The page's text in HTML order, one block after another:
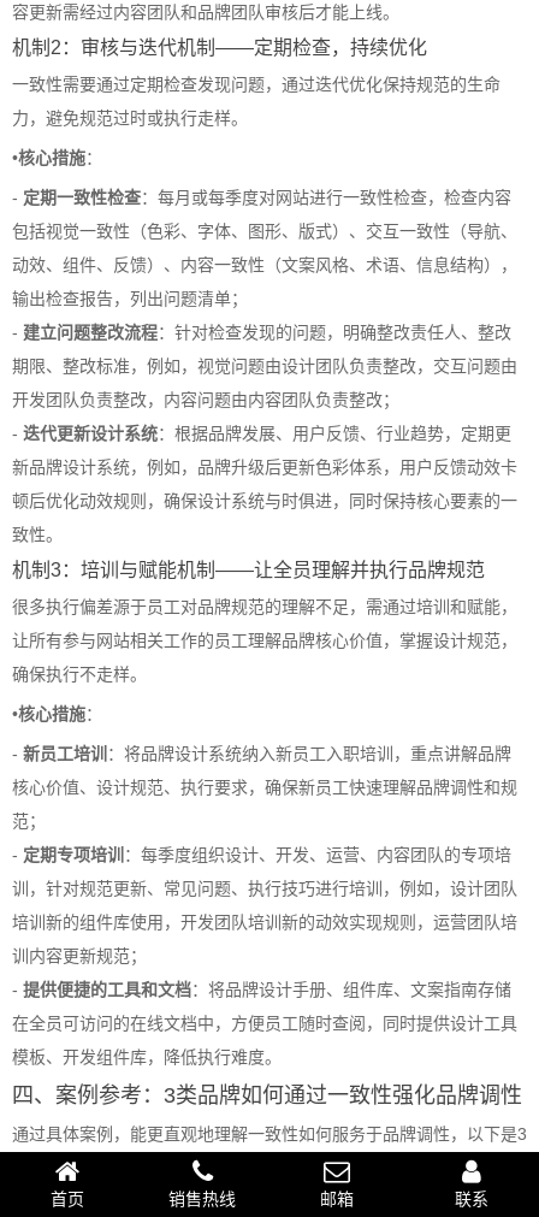
容更新需经过内容团队和品牌团队审核后才能上线。
机制2：审核与迭代机制——定期检查，持续优化
一致性需要通过定期检查发现问题，通过迭代优化保持规范的生命
力，避免规范过时或执行走样。
•核心措施：
- 定期一致性检查：每月或每季度对网站进行一致性检查，检查内容
包括视觉一致性（色彩、字体、图形、版式）、交互一致性（导航、
动效、组件、反馈）、内容一致性（文案风格、术语、信息结构），
输出检查报告，列出问题清单；
- 建立问题整改流程：针对检查发现的问题，明确整改责任人、整改
期限、整改标准，例如，视觉问题由设计团队负责整改，交互问题由
开发团队负责整改，内容问题由内容团队负责整改；
- 迭代更新设计系统：根据品牌发展、用户反馈、行业趋势，定期更
新品牌设计系统，例如，品牌升级后更新色彩体系，用户反馈动效卡
顿后优化动效规则，确保设计系统与时俱进，同时保持核心要素的一
致性。
机制3：培训与赋能机制——让全员理解并执行品牌规范
很多执行偏差源于员工对品牌规范的理解不足，需通过培训和赋能，
让所有参与网站相关工作的员工理解品牌核心价值，掌握设计规范，
确保执行不走样。
•核心措施：
- 新员工培训 ：将品牌设计系统纳入新员工入职培训，重点讲解品牌
核心价值、设计规范、执行要求，确保新员工快速理解品牌调性和规
范；
- 定期专项培训 ：每季度组织设计、开发、运营、内容团队的专项培
训，针对规范更新、常见问题、执行技巧进行培训，例如，设计团队
培训新的组件库使用，开发团队培训新的动效实现规则，运营团队培
训内容更新规范；
- 提供便捷的工具和文档：将品牌设计手册、组件库、文案指南存储
在全员可访问的在线文档中，方便员工随时查阅，同时提供设计工具
模板、开发组件库，降低执行难度。
四、案例参考：3类品牌如何通过一致性强化品牌调性
通过具体案例，能更直观地理解一致性如何服务于品牌调性，以下是3
类不同品牌的实践参考：
案例1：高端奢侈品牌——苹果官网：极简一致性，传递“科
首页 销售热线 邮箱 联系